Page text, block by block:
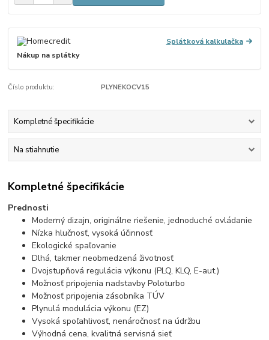
Splátková kalkulačka
Nákup na splátky
Číslo produktu: PLYNEKOCV15
Kompletné špecifikácie
Na stiahnutie
Kompletné špecifikácie
Prednosti
Moderný dizajn, originálne riešenie, jednoduché ovládanie
Nízka hlučnosť, vysoká účinnosť
Ekologické spaľovanie
Dlhá, takmer neobmedzená životnosť
Dvojstupňová regulácia výkonu (PLQ, KLQ, E-aut.)
Možnosť pripojenia nadstavby Poloturbo
Možnosť pripojenia zásobníka TÚV
Plynulá modulácia výkonu (EZ)
Vysoká spoľahlivosť, nenáročnosť na údržbu
Výhodná cena, kvalitná servisná sieť